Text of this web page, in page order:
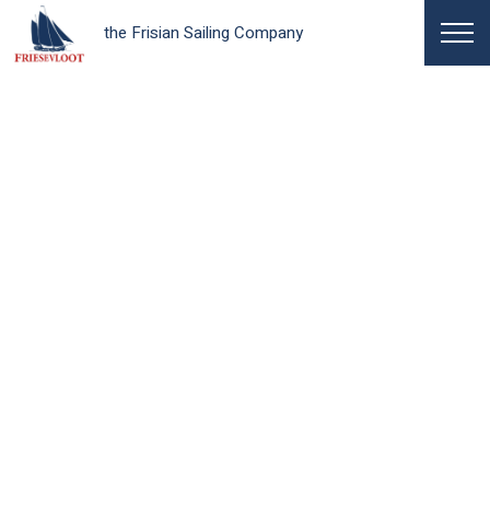
the Frisian Sailing Company